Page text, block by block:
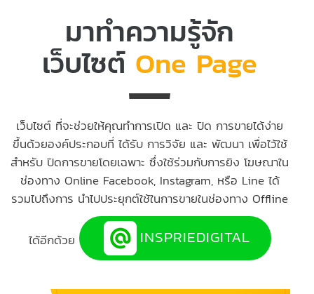
มาทำความรู้จัก
เว็บไซต์ One Page
เว็บไซต์ ที่จะช่วยให้คุณทำการเปิด และ ปิด การขายได้ง่าย
ขึ้นด้วยองค์ประกอบที่ ได้รับ การวิจัย และ พัฒนา เพื่อไว้ใช้
สำหรับ ปิดการขายโดยเฉพาะ ซึ่งใช้ร่วมกับการยิง โฆษณาใน
ช่องทาง Online Facebook, Instagram, หรือ Line ได้
รวมไปถึงการ นำไปประยุกต์ใช้ในการขายในช่องทาง Offline
ได้อีกด้วย INSPRIEDIGITAL